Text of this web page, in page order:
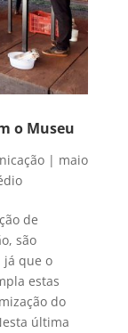
o Museu
| maio
de
são
já que o
estas
do
última